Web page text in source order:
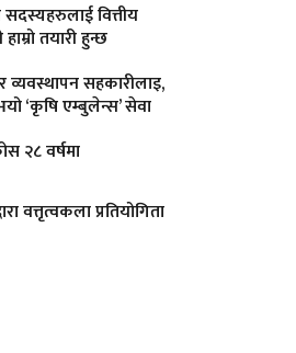
वित्तीय
तयारी हुन्छ
सहकारीलाइ,
‘कृषि एम्बुलेन्स’ सेवा
२८ वर्षमा
वत्तृत्वकला प्रतियोगिता